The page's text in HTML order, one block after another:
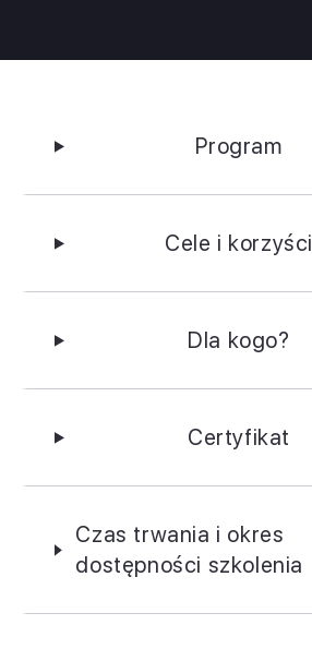
Program
Cele i korzyści
Dla kogo?
Certyfikat
Czas trwania i okres
dostępności szkolenia